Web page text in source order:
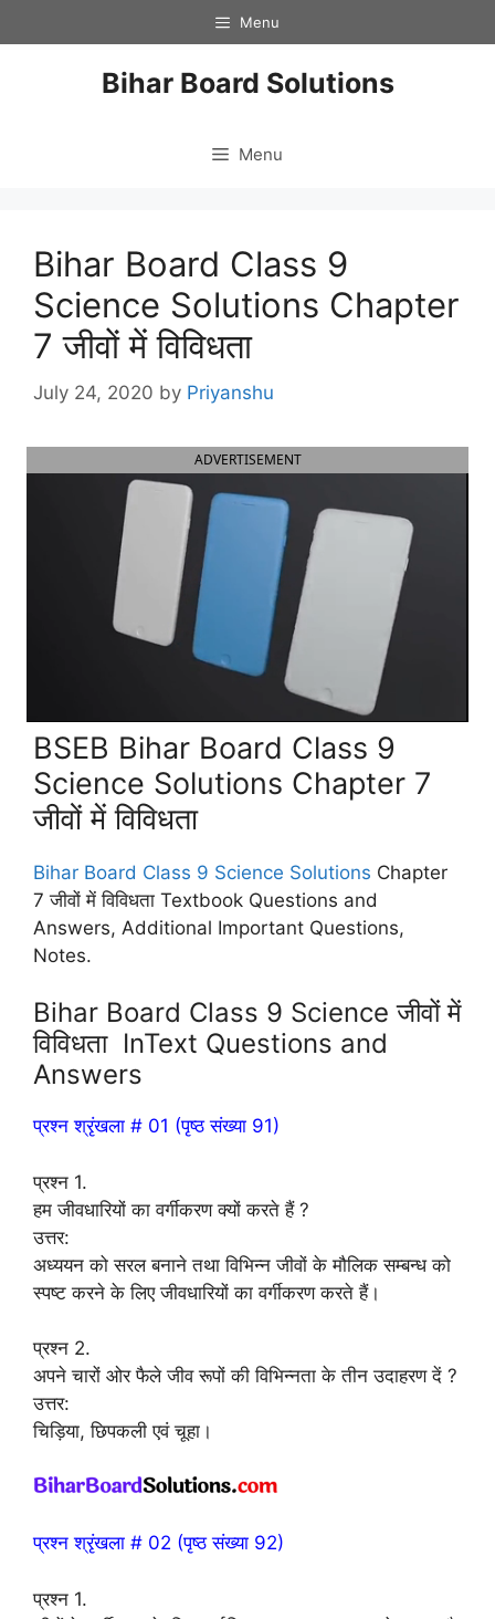
to
Menu
Bihar Board Solutions
Menu
Bihar Board Class 9
Science Solutions Chapter
7 जीवों में विविधता
July 24, 2020 by Priyanshu
ADVERTISEMENT
BSEB Bihar Board Class 9
Science Solutions Chapter 7
जीवों में विविधता
Bihar Board Class 9 Science Solutions Chapter
7 जीवों में विविधता Textbook Questions and
Answers, Additional Important Questions,
Notes.
Bihar Board Class 9 Science जीवों में
विविधता InText Questions and
Answers
प्रश्न श्रृंखला # 01 (पृष्ठ संख्या 91)
प्रश्न 1.
हम जीवधारियों का वर्गीकरण क्यों करते हैं ?
उत्तर:
अध्ययन को सरल बनाने तथा विभिन्न जीवों के मौलिक सम्बन्ध को
स्पष्ट करने के लिए जीवधारियों का वर्गीकरण करते हैं।
प्रश्न 2.
अपने चारों ओर फैले जीव रूपों की विभिन्नता के तीन उदाहरण दें ?
उत्तर:
चिड़िया, छिपकली एवं चूहा।
प्रश्न श्रृंखला # 02 (पृष्ठ संख्या 92)
प्रश्न 1.